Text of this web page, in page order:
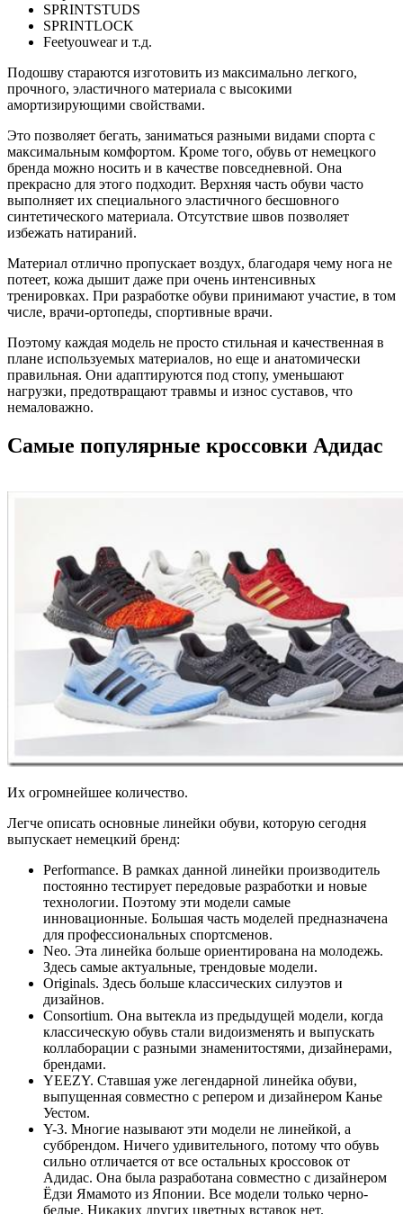
SPRINTSTUDS
SPRINTLOCK
Feetyouwear и т.д.
Подошву стараются изготовить из максимально легкого,
прочного, эластичного материала с высокими
амортизирующими свойствами.
Это позволяет бегать, заниматься разными видами спорта с
максимальным комфортом. Кроме того, обувь от немецкого
бренда можно носить и в качестве повседневной. Она
прекрасно для этого подходит. Верхняя часть обуви часто
выполняет их специального эластичного бесшовного
синтетического материала. Отсутствие швов позволяет
избежать натираний.
Материал отлично пропускает воздух, благодаря чему нога не
потеет, кожа дышит даже при очень интенсивных
тренировках. При разработке обуви принимают участие, в том
числе, врачи-ортопеды, спортивные врачи.
Поэтому каждая модель не просто стильная и качественная в
плане используемых материалов, но еще и анатомически
правильная. Они адаптируются под стопу, уменьшают
нагрузки, предотвращают травмы и износ суставов, что
немаловажно.
Самые популярные кроссовки Адидас
Их огромнейшее количество.
Легче описать основные линейки обуви, которую сегодня
выпускает немецкий бренд:
Performance. В рамках данной линейки производитель
постоянно тестирует передовые разработки и новые
технологии. Поэтому эти модели самые
инновационные. Большая часть моделей предназначена
для профессиональных спортсменов.
Neo. Эта линейка больше ориентирована на молодежь.
Здесь самые актуальные, трендовые модели.
Originals. Здесь больше классических силуэтов и
дизайнов.
Consortium. Она вытекла из предыдущей модели, когда
классическую обувь стали видоизменять и выпускать
коллаборации с разными знаменитостями, дизайнерами,
брендами.
YEEZY. Ставшая уже легендарной линейка обуви,
выпущенная совместно с репером и дизайнером Канье
Уестом.
Y-3. Многие называют эти модели не линейкой, а
суббрендом. Ничего удивительного, потому что обувь
сильно отличается от все остальных кроссовок от
Адидас. Она была разработана совместно с дизайнером
Ёдзи Ямамото из Японии. Все модели только черно-
белые. Никаких других цветных вставок нет.